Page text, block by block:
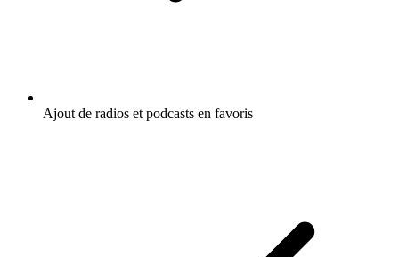
Ajout de radios et podcasts en favoris